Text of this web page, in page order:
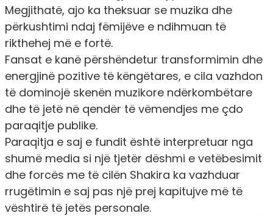
Megjithatë, ajo ka theksuar se muzika dhe
përkushtimi ndaj fëmijëve e ndihmuan të
rikthehej më e fortë.
Fansat e kanë përshëndetur transformimin dhe
energjinë pozitive të këngëtares, e cila vazhdon
të dominojë skenën muzikore ndërkombëtare
dhe të jetë në qendër të vëmendjes me çdo
paraqitje publike.
Paraqitja e saj e fundit është interpretuar nga
shumë media si një tjetër dëshmi e vetëbesimit
dhe forcës me të cilën Shakira ka vazhduar
rrugëtimin e saj pas një prej kapitujve më të
vështirë të jetës personale.